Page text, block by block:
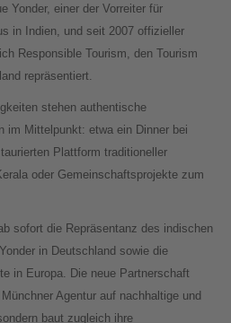
Yonder, einer der Vorreiter für
in Indien, und seit 2007 offizieller
Responsible Tourism, den Tourism
repräsentiert.
stehen authentische
im Mittelpunkt: etwa ein Dinner bei
Plattform traditioneller
oder Gemeinschaftsprojekte zum
sofort die Repräsentanz des indischen
in Deutschland sowie die
in Europa. Die neue Partnerschaft
Agentur auf nachhaltige und
baut zugleich ihre